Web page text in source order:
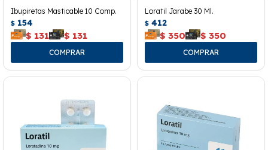
Ibupiretas Masticable 10 Comp.
$ 154
$ 131 $ 131
Loratil Jarabe 30 Ml.
$ 412
$ 350 $ 350